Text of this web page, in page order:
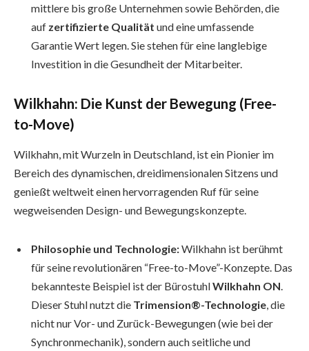
mittlere bis große Unternehmen sowie Behörden, die
auf zertifizierte Qualität und eine umfassende
Garantie Wert legen. Sie stehen für eine langlebige
Investition in die Gesundheit der Mitarbeiter.
Wilkhahn: Die Kunst der Bewegung (Free-
to-Move)
Wilkhahn, mit Wurzeln in Deutschland, ist ein Pionier im
Bereich des dynamischen, dreidimensionalen Sitzens und
genießt weltweit einen hervorragenden Ruf für seine
wegweisenden Design- und Bewegungskonzepte.
Philosophie und Technologie:Wilkhahn ist berühmt
für seine revolutionären “Free-to-Move”-Konzepte. Das
bekannteste Beispiel ist der BürostuhlWilkhahn ON.
Dieser Stuhl nutzt die Trimension®-Technologie, die
nicht nur Vor- und Zurück-Bewegungen (wie bei der
Synchronmechanik), sondern auch seitliche und